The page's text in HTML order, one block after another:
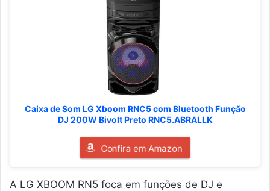
Caixa de Som LG Xboom RNC5 com Bluetooth Função
DJ 200W Bivolt Preto RNC5.ABRALLK
Confira em Amazon
A LG XBOOM RN5 foca em funções de DJ e